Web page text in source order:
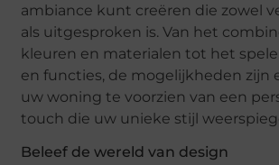
ambiance kunt creëren die zowel
als uitgesproken is. Van het
kleuren en materialen tot het
en functies, de mogelijkheden zijn
uw woning te voorzien van een
touch die uw unieke stijl
Beleef de wereld van design